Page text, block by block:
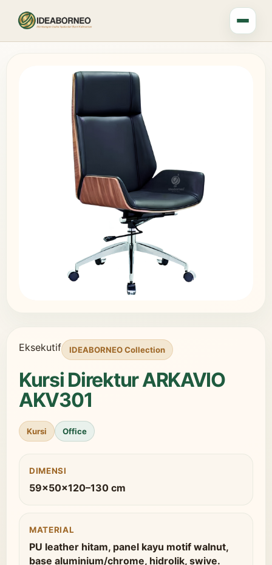
Eksekutif IDEABORNEO Collection
Kursi Direktur ARKAVIO
AKV301
Kursi Office
DIMENSI
59×50×120–130 cm
MATERIAL
PU leather hitam, panel kayu motif walnut,
base aluminium/chrome, hidrolik, swive.